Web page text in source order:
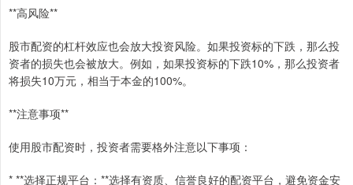
**高风险**
股市配资的杠杆效应也会放大投资风险。如果投资标的下跌，那么投
资者的损失也会被放大。例如，如果投资标的下跌10%，那么投资者
将损失10万元，相当于本金的100%。
**注意事项**
使用股市配资时，投资者需要格外注意以下事项：
* **选择正规平台：**选择有资质、信誉良好的配资平台，避免资金安